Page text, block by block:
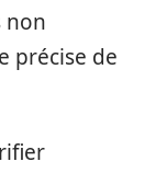
non
précise de